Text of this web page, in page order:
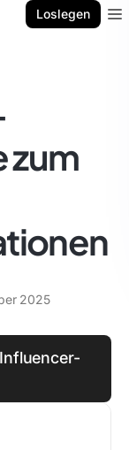
Loslegen
zum
2025